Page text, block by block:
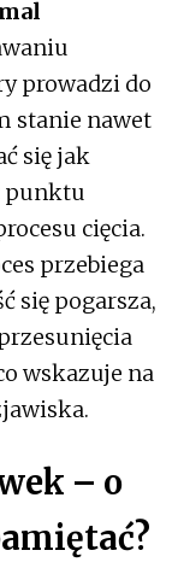
prowadzi do
stanie nawet
się jak
punktu
cięcia.
przebiega
się pogarsza,
wskazuje na
– o